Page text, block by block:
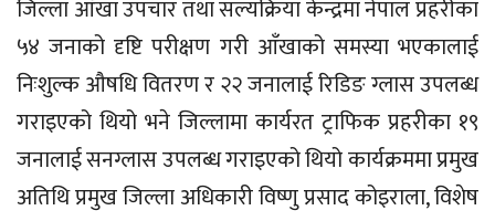
जिल्ला आँखा उपचार तथा सल्यक्रिया केन्द्रमा नेपाल प्रहरीका
५४ जनाको दृष्टि परीक्षण गरी आँखाको समस्या भएकालाई
निःशुल्क औषधि वितरण र २२ जनालाई रिडिङ ग्लास उपलब्ध
गराइएको थियो भने जिल्लामा कार्यरत ट्राफिक प्रहरीका १९
जनालाई सनग्लास उपलब्ध गराइएको थियो कार्यक्रममा प्रमुख
अतिथि प्रमुख जिल्ला अधिकारी विष्णु प्रसाद कोइराला, विशेष